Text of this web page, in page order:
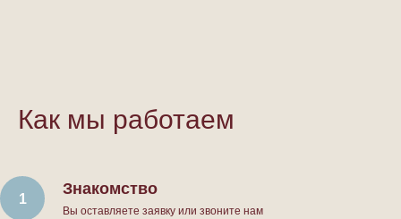
Как мы работаем
Знакомство
Вы оставляете заявку или звоните нам